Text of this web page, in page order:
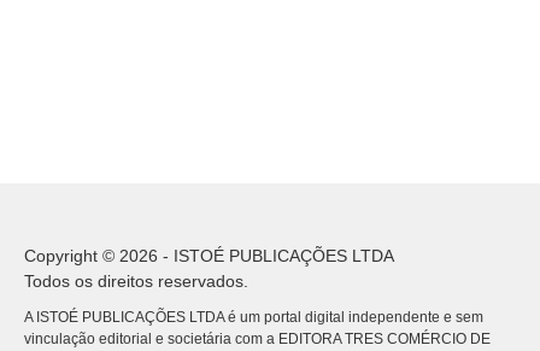
Copyright © 2026 - ISTOÉ PUBLICAÇÕES LTDA
Todos os direitos reservados.
A ISTOÉ PUBLICAÇÕES LTDA é um portal digital independente e sem
vinculação editorial e societária com a EDITORA TRES COMÉRCIO DE